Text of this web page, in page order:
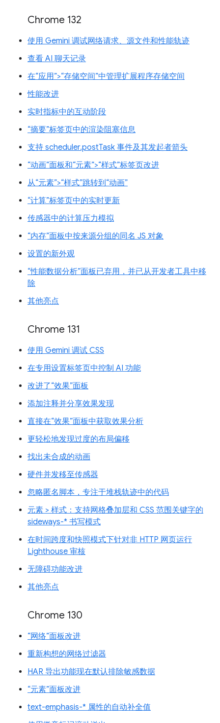
Chrome 132
使用 Gemini 调试网络请求、源文件和性能轨迹
查看 AI 聊天记录
在“应用”>“存储空间”中管理扩展程序存储空间
性能改进
实时指标中的互动阶段
“摘要”标签页中的渲染阻塞信息
支持 scheduler.postTask 事件及其发起者箭头
“动画”面板和“元素”>“样式”标签页改进
从“元素”>“样式”跳转到“动画”
“计算”标签页中的实时更新
传感器中的计算压力模拟
“内存”面板中按来源分组的同名 JS 对象
设置的新外观
“性能数据分析”面板已弃用，并已从开发者工具中移
除
其他亮点
Chrome 131
使用 Gemini 调试 CSS
在专用设置标签页中控制 AI 功能
改进了“效果”面板
添加注释并分享效果发现
直接在“效果”面板中获取效果分析
更轻松地发现过度的布局偏移
找出未合成的动画
硬件并发移至传感器
忽略匿名脚本，专注于堆栈轨迹中的代码
元素 > 样式：支持网格叠加层和 CSS 范围关键字的
sideways-* 书写模式
在时间跨度和快照模式下针对非 HTTP 网页运行
Lighthouse 审核
无障碍功能改进
其他亮点
Chrome 130
“网络”面板改进
重新构想的网络过滤器
HAR 导出功能现在默认排除敏感数据
“元素”面板改进
text-emphasis-* 属性的自动补全值